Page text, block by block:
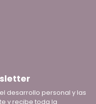
desarrollo personal y las
y recibe toda la